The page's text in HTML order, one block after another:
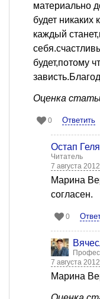
материально
будет
каждый
будет,потому
Оценка
0 Ответить
Остап Геля
Читатель
7 августа
Марина
согласен.
0
7 августа
Марина